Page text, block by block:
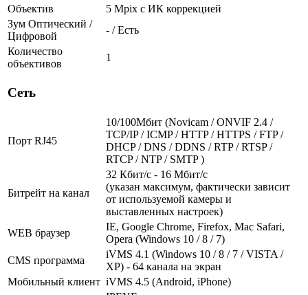
Объектив
5 Mpix c ИК коррекцией
Зум Оптический /
Цифровой
- / Есть
Количество
объективов
1
Сеть
Порт RJ45
10/100Мбит (Novicam / ONVIF 2.4 /
TCP/IP / ICMP / HTTP / HTTPS / FTP /
DHCP / DNS / DDNS / RTP / RTSP /
RTCP / NTP / SMTP )
Битрейт на канал
32 Кбит/с - 16 Мбит/с
(указан максимум, фактически зависит
от используемой камеры и
выставленных настроек)
WEB браузер
IE, Google Chrome, Firefox, Mac Safari,
Opera (Windows 10 / 8 / 7)
CMS программа
iVMS 4.1 (Windows 10 / 8 / 7 / VISTA /
XP) - 64 канала на экран
Мобильный клиент iVMS 4.5 (Android, iPhone)